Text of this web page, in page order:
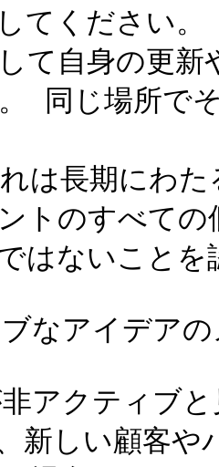
てください
て自身の更
同じ場所で
は長期にわた
トのすべて
はないことを
なアイデア
アクティブと
新しい顧客